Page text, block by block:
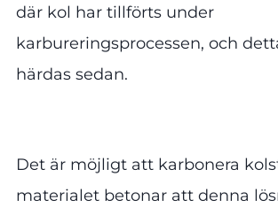
där kol har tillförts under
karbureringsprocessen, och
härdas sedan.
Det är möjligt att karbonera
materialet betonar att denna